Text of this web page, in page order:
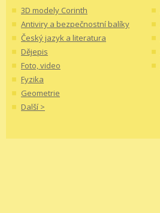
3D modely Corinth
Antiviry a bezpečnostní balíky
Český jazyk a literatura
Dějepis
Foto, video
Fyzika
Geometrie
Další >